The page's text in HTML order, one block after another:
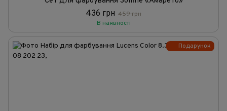
436 грн 459 грн
В наявності
Подарунок